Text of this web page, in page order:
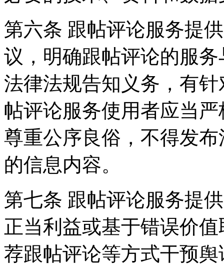
第六条 跟帖评论服务提
议，明确跟帖评论的服
法律法规告知义务，有
帖评论服务使用者应当
尊重公序良俗，不得发
的信息内容。
第七条 跟帖评论服务提
正当利益或基于错误价
荐跟帖评论等方式干预